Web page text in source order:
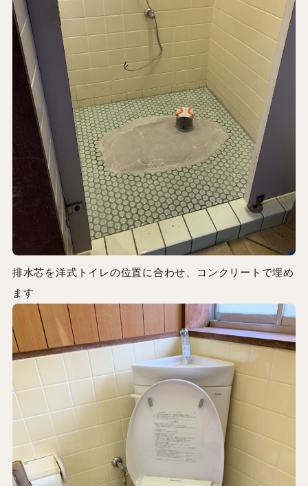
排水芯を洋式トイレの位置に合わせ、コンクリートで埋め
ます